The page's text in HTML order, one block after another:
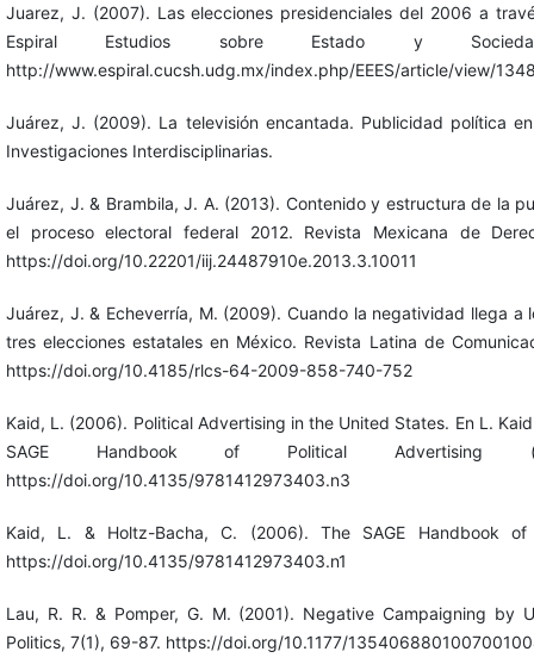
Juarez, J. (2007). Las elecciones presidenciales del 2006 a
Espiral Estudios sobre Estado y
http://www.espiral.cucsh.udg.mx/index.php/EEES/article/view/
Juárez, J. (2009). La televisión encantada. Publicidad política
Investigaciones Interdisciplinarias.
Juárez, J. & Brambila, J. A. (2013). Contenido y estructura de la
el proceso electoral federal 2012. Revista Mexicana de
https://doi.org/10.22201/iij.24487910e.2013.3.10011
Juárez, J. & Echeverría, M. (2009). Cuando la negatividad llega a
tres elecciones estatales en México. Revista Latina de
https://doi.org/10.4185/rlcs-64-2009-858-740-752
Kaid, L. (2006). Political Advertising in the United States. En L.
SAGE Handbook of Political Advertising
https://doi.org/10.4135/9781412973403.n3
Kaid, L. & Holtz-Bacha, C. (2006). The SAGE Handbook of
https://doi.org/10.4135/9781412973403.n1
Lau, R. R. & Pomper, G. M. (2001). Negative Campaigning by
Politics, 7(1), 69-87. https://doi.org/10.1177/